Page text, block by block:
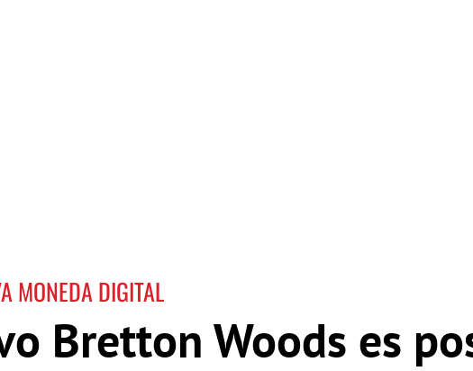
MONEDA DIGITAL
Bretton Woods es